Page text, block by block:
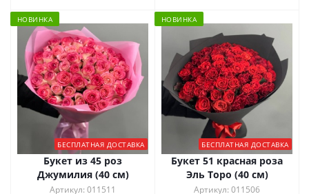
НОВИНКА
БЕСПЛАТНАЯ ДОСТАВКА
Букет из 45 роз
Джумилия (40 см)
Артикул: 011511
НОВИНКА
БЕСПЛАТНАЯ ДОСТАВКА
Букет 51 красная роза
Эль Торо (40 см)
Артикул: 011506